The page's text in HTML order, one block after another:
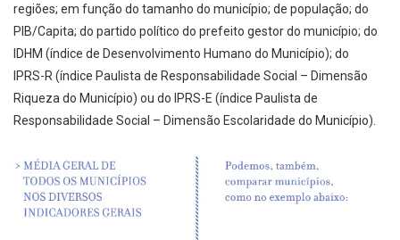
regiões; em função do tamanho do município; de população; do
PIB/Capita; do partido político do prefeito gestor do município; do
IDHM (índice de Desenvolvimento Humano do Município); do
IPRS-­R (índice Paulista de Responsabilidade Social – Dimensão
Riqueza do Município) ou do IPRS­-E (índice Paulista de
Responsabilidade Social – Dimensão Escolaridade do Município).